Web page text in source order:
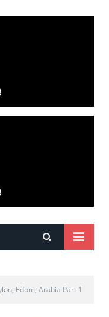
Edom, Arabia Part 1